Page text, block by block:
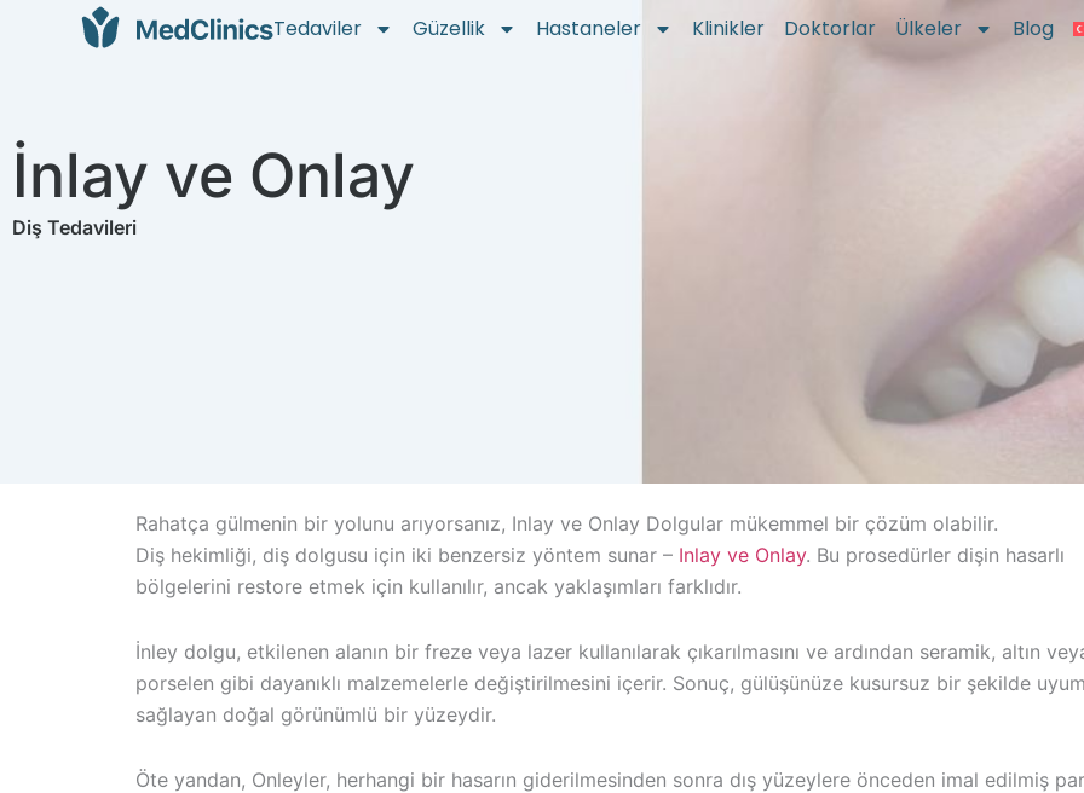
Tedaviler Güzellik Hastaneler Klinikler Doktorlar Ülkeler Blog
İnlay ve Onlay
Diş Tedavileri
Rahatça gülmenin bir yolunu arıyorsanız, Inlay ve Onlay Dolgular mükemmel bir çözüm olabilir.
Diş hekimliği, diş dolgusu için iki benzersiz yöntem sunar – Inlay ve Onlay. Bu prosedürler dişin hasarlı
bölgelerini restore etmek için kullanılır, ancak yaklaşımları farklıdır.
İnley dolgu, etkilenen alanın bir freze veya lazer kullanılarak çıkarılmasını ve ardından seramik, altın
porselen gibi dayanıklı malzemelerle değiştirilmesini içerir. Sonuç, gülüşünüze kusursuz bir şekilde
sağlayan doğal görünümlü bir yüzeydir.
Öte yandan, Onleyler, herhangi bir hasarın giderilmesinden sonra dış yüzeylere önceden imal edilmiş